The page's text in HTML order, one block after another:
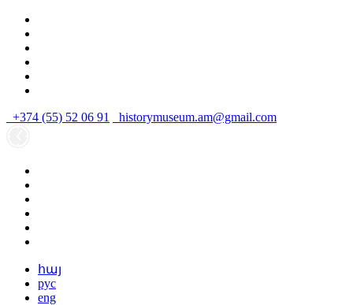
+374 (55) 52 06 91 historymuseum.am@gmail.com
հայ
рус
eng